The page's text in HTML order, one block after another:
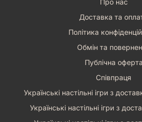
всесвіту Лавкрафта. Вона пропонує
надзвичайно реграбельні партії, що
собі стратегію, блеф, містику та
космічного жаху, не шукайте далі.
адже у світі Лавкрафта, навіть
приховувати найглибші та
сьогодні і дозвольте таємницям
Доставка та
Політика
Обмін та
Публічна оферта
Співпраця
Українські настільні ігри з
Українські настільні ігри з